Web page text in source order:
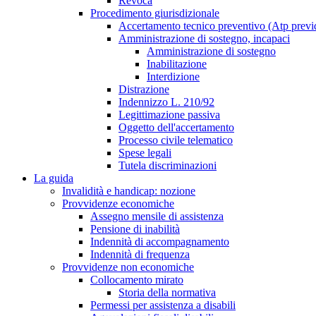
Procedimento giurisdizionale
Accertamento tecnico preventivo (Atp
Amministrazione di sostegno, incapaci
Amministrazione di sostegno
Inabilitazione
Interdizione
Distrazione
Indennizzo L. 210/92
Legittimazione passiva
Oggetto dell'accertamento
Processo civile telematico
Spese legali
Tutela discriminazioni
La guida
Invalidità e handicap: nozione
Provvidenze economiche
Assegno mensile di assistenza
Pensione di inabilità
Indennità di accompagnamento
Indennità di frequenza
Provvidenze non economiche
Collocamento mirato
Storia della normativa
Permessi per assistenza a disabili